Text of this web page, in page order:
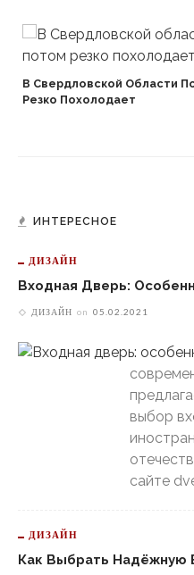
В Свердловской Области
Резко Похолодает
ИНТЕРЕСНОЕ
ДИЗАЙН
Входная Дверь:
ДИЗАЙН on 05.02.2021
выбор
сайте
ДИЗАЙН
Как Выбрать Надёжную